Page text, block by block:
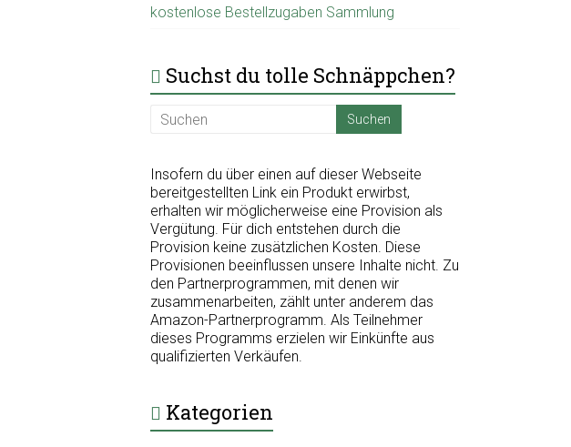
kostenlose Bestellzugaben Sammlung
Suchst du tolle Schnäppchen?
Insofern du über einen auf dieser Webseite
bereitgestellten Link ein Produkt erwirbst,
erhalten wir möglicherweise eine Provision als
Vergütung. Für dich entstehen durch die
Provision keine zusätzlichen Kosten. Diese
Provisionen beeinflussen unsere Inhalte nicht. Zu
den Partnerprogrammen, mit denen wir
zusammenarbeiten, zählt unter anderem das
Amazon-Partnerprogramm. Als Teilnehmer
dieses Programms erzielen wir Einkünfte aus
qualifizierten Verkäufen.
Kategorien